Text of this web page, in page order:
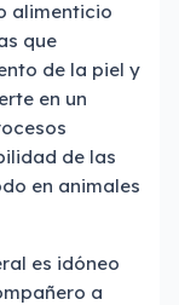
alimenticio
que
de la piel y
en un
de las
en animales
es idóneo
a